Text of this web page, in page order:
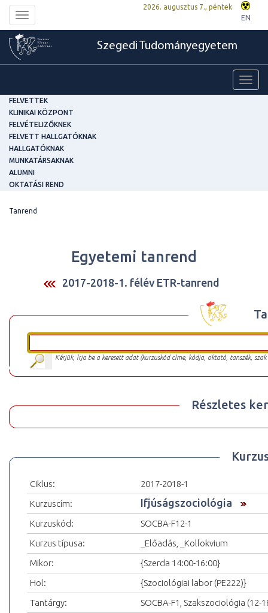
Toggle
navigation
2026. augusztus 7., péntek
EN
Szegedi Tudományegyetem
FELVETTEK
KLINIKAI KÖZPONT
FELVÉTELIZŐKNEK
FELVETT HALLGATÓKNAK
HALLGATÓKNAK
MUNKATÁRSAKNAK
ALUMNI
OKTATÁSI REND
Tanrend
Egyetemi tanrend
2017-2018-1. félév ETR-tanrend
Kérjük, írja be a keresett adat (kurzuskód címe, kódja, oktató, tanszék,
Részletes
Ciklus:
2017-2018-1
Kurzuscím:
Ifjúságszociológia
Kurzuskód:
SOCBA-F12-1
Kurzus típusa:
_Előadás, _Kollokvium
Mikor:
{Szerda 14:00-16:00}
Hol:
{Szociológiai labor (PE222)}
Tantárgy:
SOCBA-F1, Szakszociológia (12-